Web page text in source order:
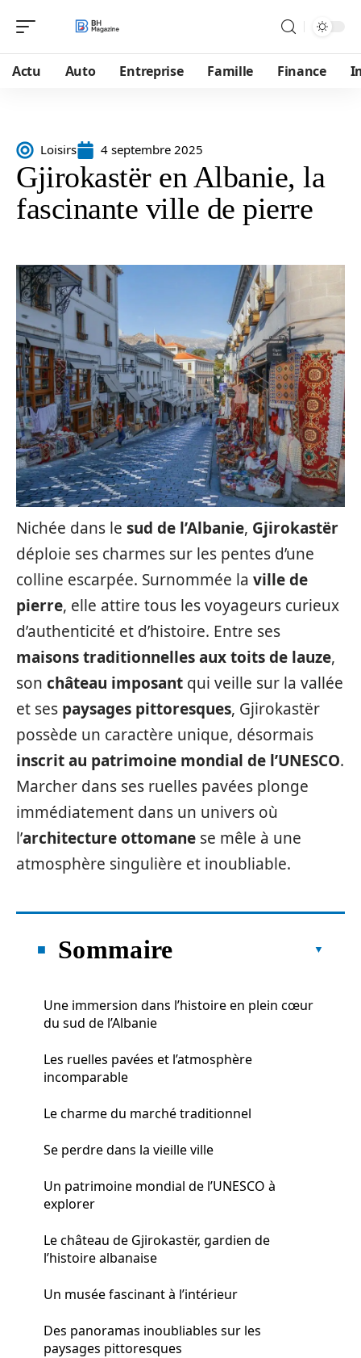
Actu Auto Entreprise Famille Finance
Loisirs 4 septembre 2025
Gjirokastër en Albanie, la
fascinante ville de pierre
Nichée dans le sud de l’Albanie, Gjirokastër
déploie ses charmes sur les pentes d’une
colline escarpée. Surnommée la ville de
pierre, elle attire tous les voyageurs curieux
d’authenticité et d’histoire. Entre ses
maisons traditionnelles aux toits de lauze,
son château imposant qui veille sur la vallée
et ses paysages pittoresques, Gjirokastër
possède un caractère unique, désormais
inscrit au patrimoine mondial de l’UNESCO.
Marcher dans ses ruelles pavées plonge
immédiatement dans un univers où
l’architecture ottomane se mêle à une
atmosphère singulière et inoubliable.
Sommaire
Une immersion dans l’histoire en plein cœur
du sud de l’Albanie
Les ruelles pavées et l’atmosphère
incomparable
Le charme du marché traditionnel
Se perdre dans la vieille ville
Un patrimoine mondial de l’UNESCO à
explorer
Le château de Gjirokastër, gardien de
l’histoire albanaise
Un musée fascinant à l’intérieur
Des panoramas inoubliables sur les
paysages pittoresques